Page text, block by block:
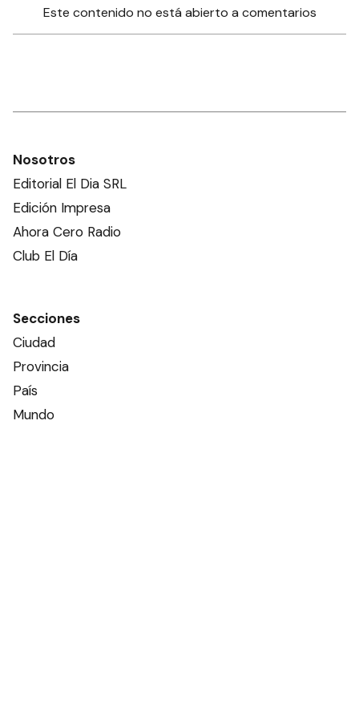
Este contenido no está abierto a comentarios
Nosotros
Editorial El Dia SRL
Edición Impresa
Ahora Cero Radio
Club El Día
Secciones
Ciudad
Provincia
País
Mundo